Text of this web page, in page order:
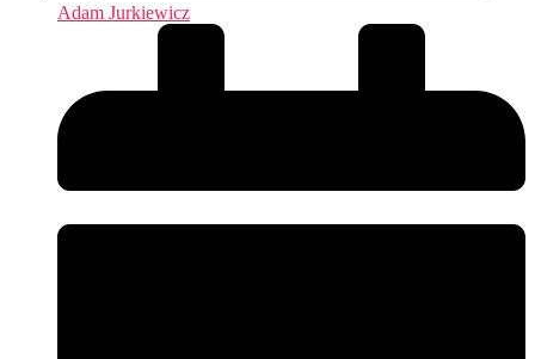
Adam Jurkiewicz